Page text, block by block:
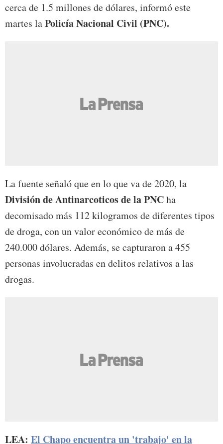
cerca de 1.5 millones de dólares, informó este
martes laPolicía Nacional Civil (PNC).
La fuente señaló que en lo que va de 2020, la
División de Antinarcoticos de la PNCha
decomisado más 112 kilogramos de diferentes tipos
de droga, con un valor económico de más de
240.000 dólares. Además, se capturaron a 455
personas involucradas en delitos relativos a las
drogas.
LEA: El Chapo encuentra un 'trabajo' en la